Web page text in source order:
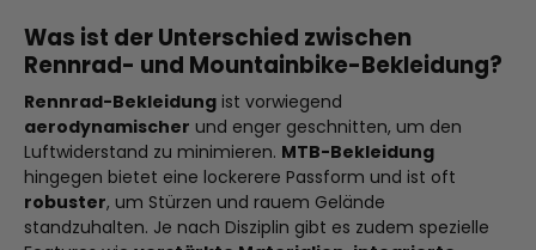
Was ist der Unterschied zwischen
Rennrad- und Mountainbike-Bekleidung?
Rennrad-Bekleidung ist vorwiegend
aerodynamischer und enger geschnitten, um den
Luftwiderstand zu minimieren. MTB-Bekleidung
hingegen bietet eine lockerere Passform und ist oft
robuster, um Stürzen und rauem Gelände
standzuhalten. Je nach Disziplin gibt es zudem spezielle